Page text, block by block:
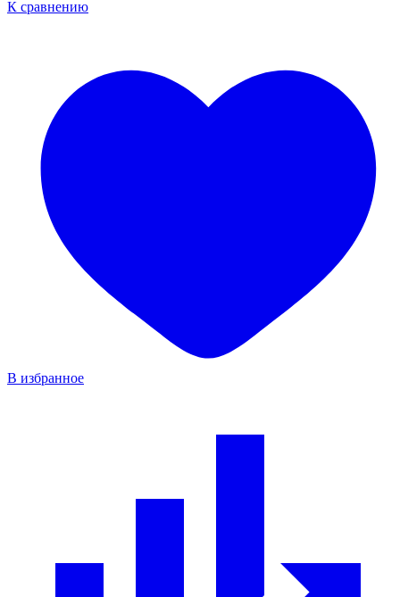
К сравнению
В избранное